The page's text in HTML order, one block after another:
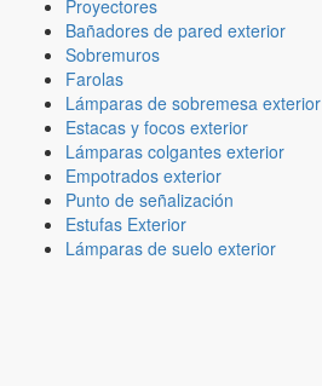
Proyectores
Bañadores de pared exterior
Sobremuros
Farolas
Lámparas de sobremesa exterior
Estacas y focos exterior
Lámparas colgantes exterior
Empotrados exterior
Punto de señalización
Estufas Exterior
Lámparas de suelo exterior